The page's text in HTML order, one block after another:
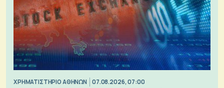
XΡΗΜΑΤΙΣΤΗΡΙΟ ΑΘΗΝΩΝ 07.08.2026, 07:00